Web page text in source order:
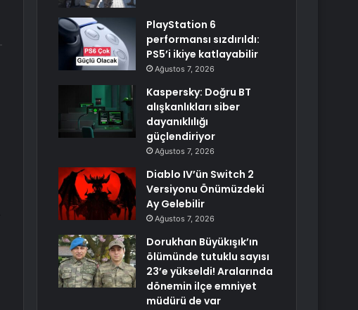
PlayStation 6
performansı sızdırıldı:
PS5’i ikiye katlayabilir
Ağustos 7, 2026
Kaspersky: Doğru BT
alışkanlıkları siber
dayanıklılığı
güçlendiriyor
Ağustos 7, 2026
Diablo IV’ün Switch 2
Versiyonu Önümüzdeki
Ay Gelebilir
Ağustos 7, 2026
Dorukhan Büyükışık’ın
ölümünde tutuklu sayısı
23’e yükseldi! Aralarında
dönemin ilçe emniyet
müdürü de var